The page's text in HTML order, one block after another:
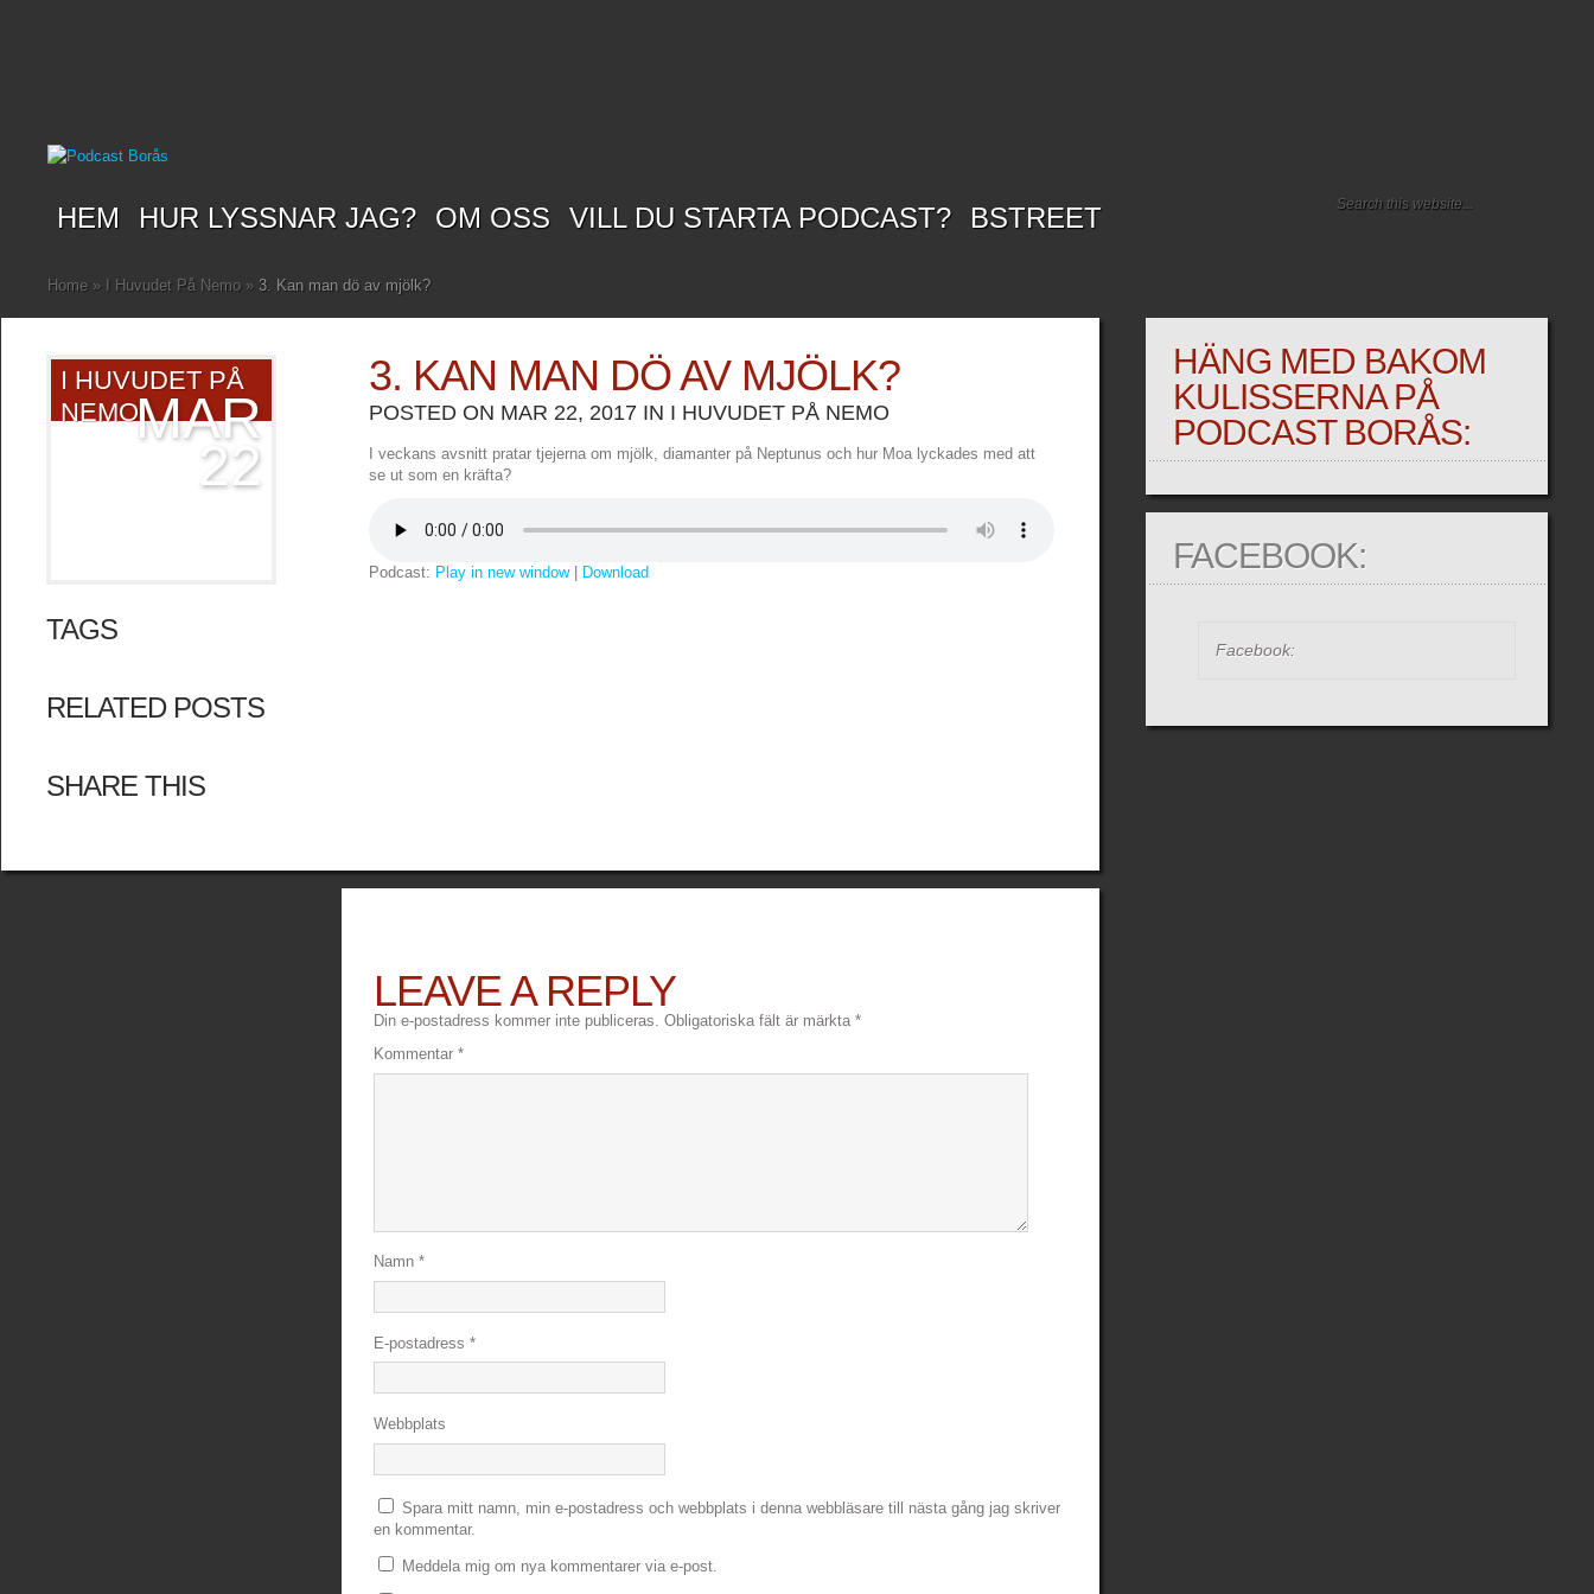
HEM HUR LYSSNAR JAG? OM OSS VILL DU STARTA PODCAST? BSTREET
Home » I Huvudet På Nemo » 3. Kan man dö av mjölk?
I HUVUDET PÅ
NEMOMAR
22
TAGS
RELATED POSTS
SHARE THIS
3. KAN MAN DÖ AV MJÖLK?
POSTED ON MAR 22, 2017 IN I HUVUDET PÅ NEMO
I veckans avsnitt pratar tjejerna om mjölk, diamanter på Neptunus och hur Moa lyckades med att
se ut som en kräfta?
Podcast: Play in new window| Download
LEAVE A REPLY
Din e-postadress kommer inte publiceras. Obligatoriska fält är märkta *
Kommentar *
Namn *
E-postadress *
Webbplats
Spara mitt namn, min e-postadress och webbplats i denna webbläsare till nästa gång jag skriver
en kommentar.
Meddela mig om nya kommentarer via e-post.
HÄNG MED BAKOM
KULISSERNA PÅ
PODCAST BORÅS:
FACEBOOK:
Facebook: